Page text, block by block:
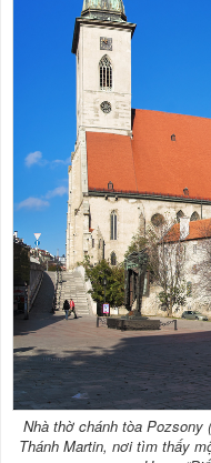
Nhà thờ chánh tòa Pozsony
Thánh Martin, nơi tìm thấy